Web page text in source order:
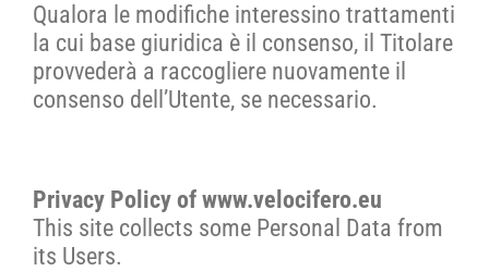
Qualora le modifiche interessino trattamenti
la cui base giuridica è il consenso, il Titolare
provvederà a raccogliere nuovamente il
consenso dell’Utente, se necessario.
Privacy Policy of www.velocifero.eu
This site collects some Personal Data from
its Users.